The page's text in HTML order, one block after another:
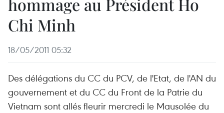
Chi Minh
18/05/2011 05:32
Des délégations du CC du PCV, de l'Etat, de l'AN du
gouvernement et du CC du Front de la Patrie du
Vietnam sont allés fleurir mercredi le Mausolée du